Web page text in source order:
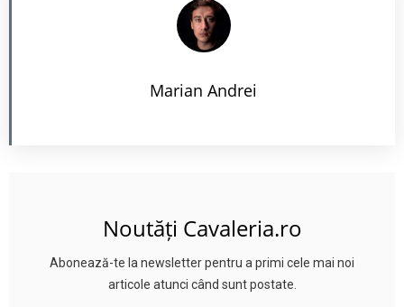
Marian Andrei
Noutăți Cavaleria.ro
Abonează-te la newsletter pentru a primi cele mai noi
articole atunci când sunt postate.